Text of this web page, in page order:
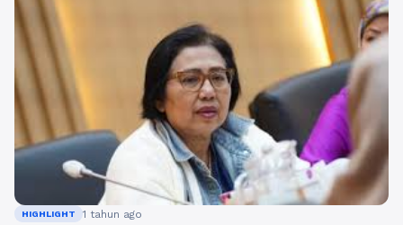
HIGHLIGHT 1 tahun ago